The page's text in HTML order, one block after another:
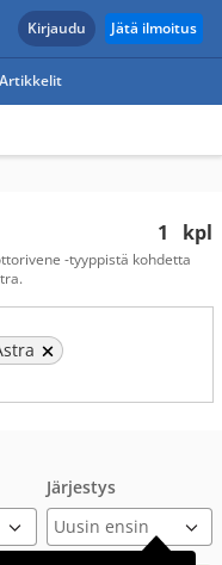
Kirjaudu Jätä ilmoitus
Artikkelit
1 kpl
-tyyppistä kohdetta
Järjestys